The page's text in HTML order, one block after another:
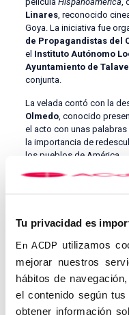
Tu privacidad es
En ACDP utilizamos
mejorar nuestros
hábitos de
el contenido según
obtener información
Linares, reconocido
Goya. La iniciativa fue
de Propagandistas del
el Instituto Autónomo
Ayuntamiento de
conjunta.
La velada contó con la
Olmedo, conocido
el acto con unas
la importancia de
los pueblos de América.
La película